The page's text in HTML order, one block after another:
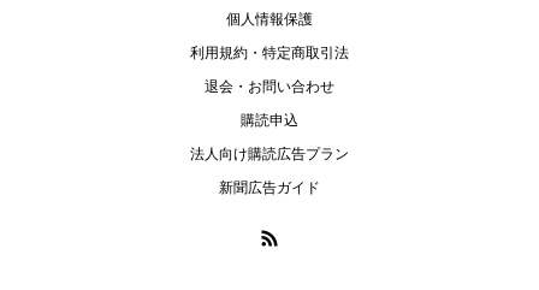
個人情報保護
利用規約・特定商取引法
退会・お問い合わせ
購読申込
法人向け購読広告プラン
新聞広告ガイド